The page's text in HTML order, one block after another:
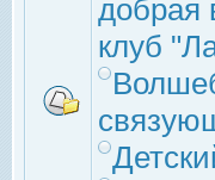
добрая
клуб